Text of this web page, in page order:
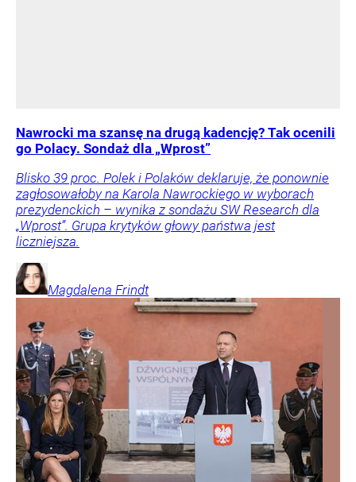
Nawrocki ma szansę na drugą kadencję? Tak ocenili
go Polacy. Sondaż dla „Wprost”
Blisko 39 proc. Polek i Polaków deklaruje, że ponownie
zagłosowałoby na Karola Nawrockiego w wyborach
prezydenckich – wynika z sondażu SW Research dla
„Wprost”. Grupa krytyków głowy państwa jest
liczniejsza.
Magdalena Frindt